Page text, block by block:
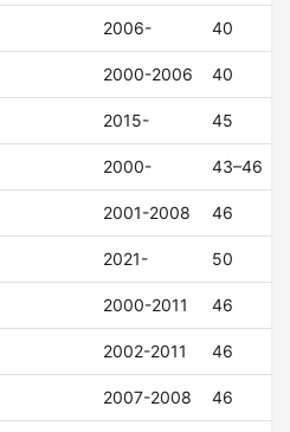
2006- 40
2000-2006 40
2015- 45
2000- 43–46
2001-2008 46
2021- 50
2000-2011 46
2002-2011 46
2007-2008 46